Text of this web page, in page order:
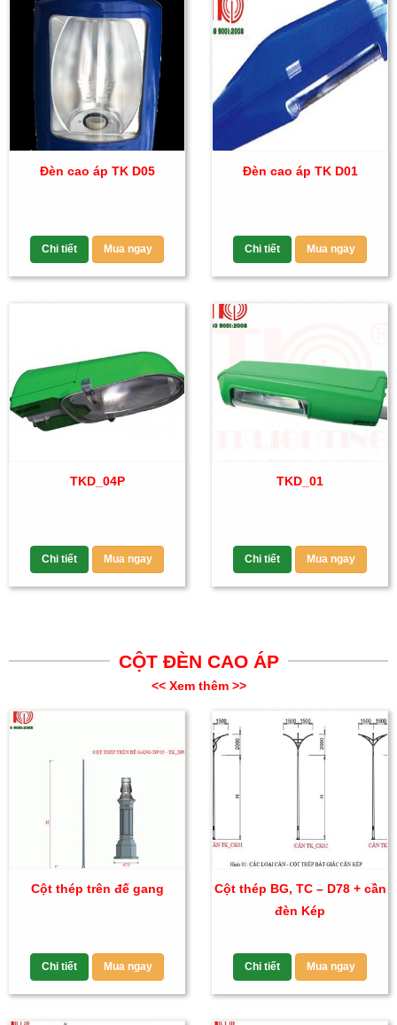
Đèn cao áp TK D05
Chi tiết Mua ngay
Đèn cao áp TK D01
Chi tiết Mua ngay
TKD_04P
Chi tiết Mua ngay
TKD_01
Chi tiết Mua ngay
CỘT ĐÈN CAO ÁP
<< Xem thêm >>
Cột thép trên đế gang
Chi tiết Mua ngay
Cột thép BG, TC – D78 + cần
đèn Kép
Chi tiết Mua ngay